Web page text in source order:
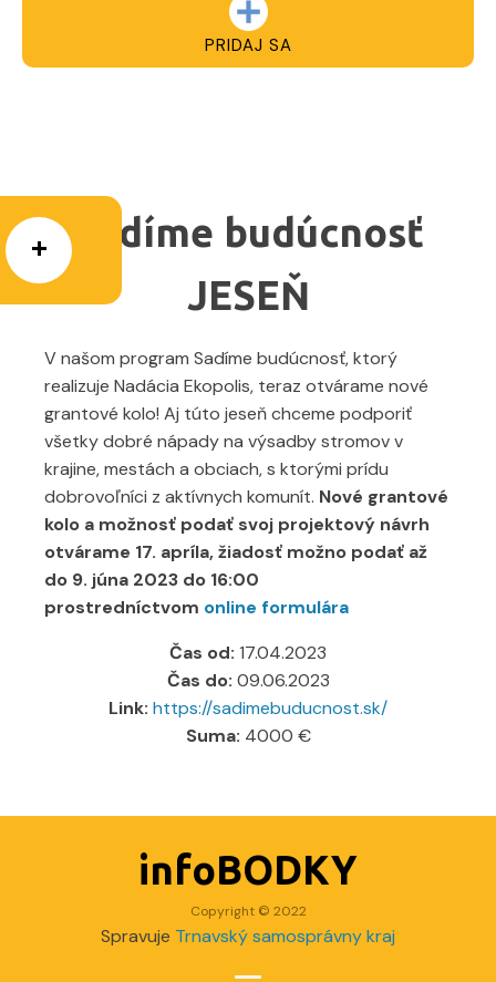
PRIDAJ SA
Sadíme budúcnosť
JESEŇ
V našom program Sadíme budúcnosť, ktorý
realizuje Nadácia Ekopolis, teraz otvárame nové
grantové kolo! Aj túto jeseň chceme podporiť
všetky dobré nápady na výsadby stromov v
krajine, mestách a obciach, s ktorými prídu
dobrovoľníci z aktívnych komunít. Nové grantové
kolo a možnosť podať svoj projektový návrh
otvárame 17. apríla, žiadosť možno podať až
do 9. júna 2023 do 16:00
prostredníctvom online formulára
Čas od: 17.04.2023
Čas do: 09.06.2023
Link: https://sadimebuducnost.sk/
Suma: 4000 €
infoBODKY
Copyright © 2022
Spravuje Trnavský samosprávny kraj